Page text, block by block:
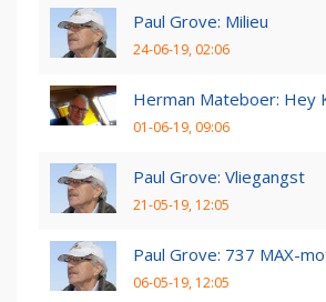
Paul Grove: Milieu
24-06-19, 02:06
Herman Mateboer: Hey
01-06-19, 09:06
Paul Grove: Vliegangst
21-05-19, 12:05
Paul Grove: 737 MAX-
06-05-19, 12:05